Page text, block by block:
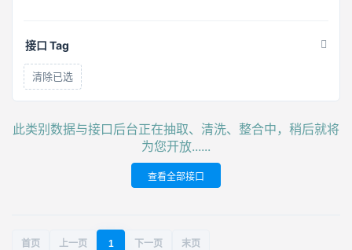
接口 Tag
清除已选
此类别数据与接口后台正在抽取、清洗、整合中，稍后就将
为您开放......
查看全部接口
首页 上一页 1 下一页 末页